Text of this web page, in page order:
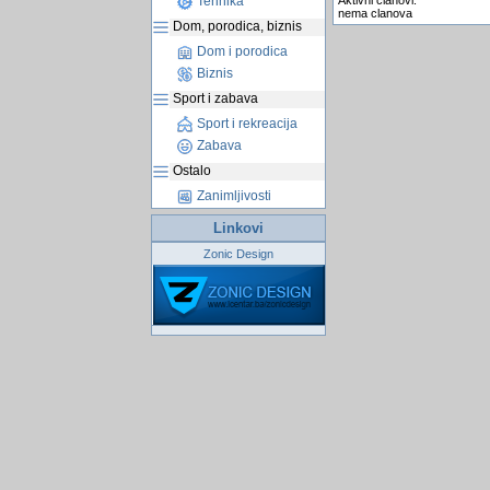
Dom, porodica, biznis
Dom i porodica
Biznis
Sport i zabava
Sport i rekreacija
Zabava
Ostalo
Zanimljivosti
Linkovi
Zonic Design
nema clanova